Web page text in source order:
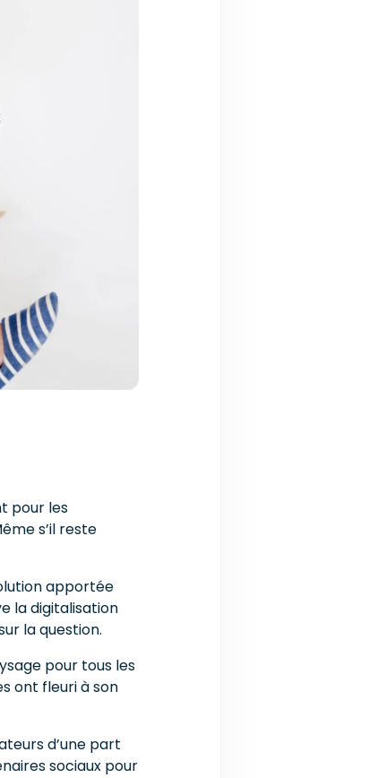
pour les
s’il reste
apportée
la digitalisation
la question.
pour tous les
ont fleuri à son
d’une part
sociaux pour